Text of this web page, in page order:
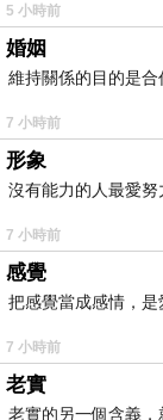
我害怕的
5 小時前
婚姻
維持關係的目的是合
7 小時前
形象
沒有能力的人最愛努
7 小時前
感覺
把感覺當成感情，是
7 小時前
老實
老實的另一個含義，